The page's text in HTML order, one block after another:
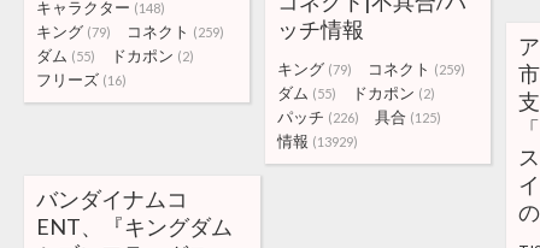
キャラクター (148)
キング (79) コネクト (259)
ダム (55) ドカポン (2)
フリーズ (16)
ッチ情報
キング (79) コネクト (259)
ダム (55) ドカポン (2)
パッチ (226) 具合 (125)
情報 (13929)
バンダイナムコ
ENT、『キングダム